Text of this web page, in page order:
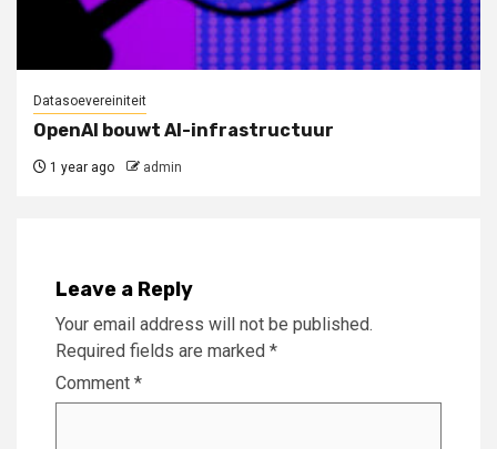
Datasoevereiniteit
OpenAI bouwt AI-infrastructuur
1 year ago admin
Leave a Reply
Your email address will not be published.
Required fields are marked *
Comment *